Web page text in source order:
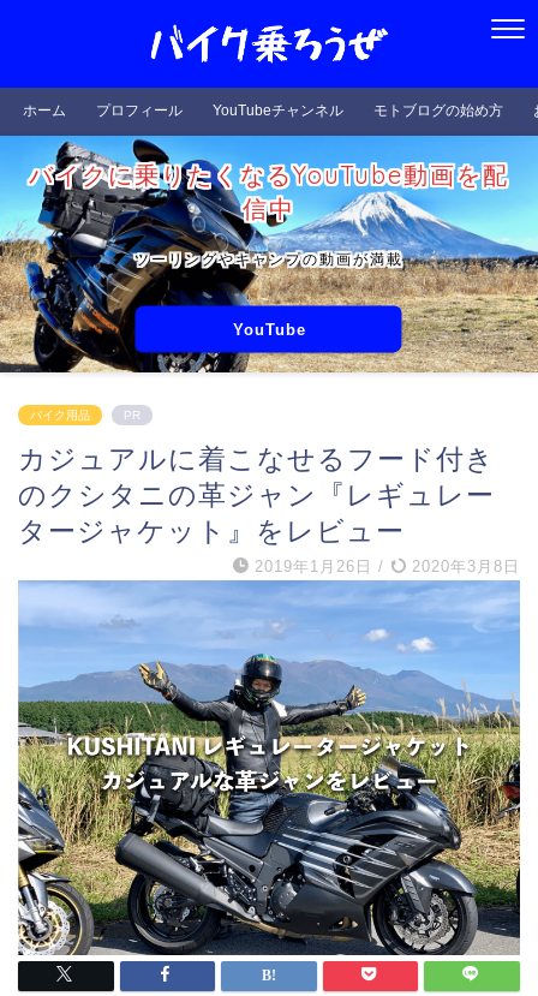
ホーム プロフィール YouTubeチャンネル モトブログの始め方
バイクに乗りたくなるYouTube動画を配
信中
ツーリングやキャンプの動画が満載
YouTube
バイク用品 PR
カジュアルに着こなせるフード付き
のクシタニの革ジャン『レギュレー
タージャケット』をレビュー
2019年1月26日 / 2020年3月8日